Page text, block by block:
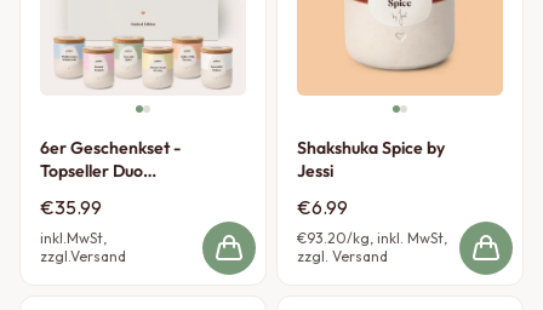
6er Geschenkset -
Topseller Duo
€35.99
inkl.MwSt,
zzgl.Versand
Shakshuka Spice by
Jessi
€6.99
€93.20/kg, inkl. MwSt,
zzgl. Versand